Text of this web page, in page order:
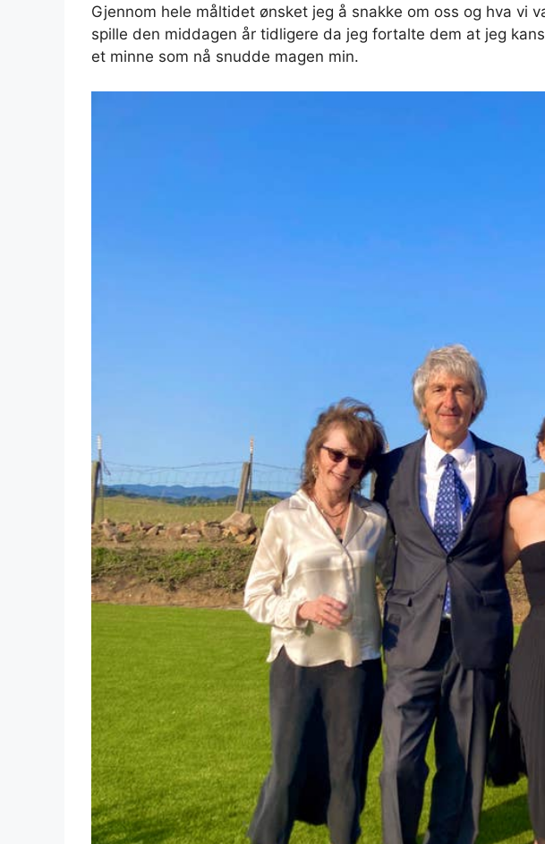
Gjennom hele måltidet ønsket jeg å snakke om oss og hva vi
spille den middagen år tidligere da jeg fortalte dem at jeg
et minne som nå snudde magen min.